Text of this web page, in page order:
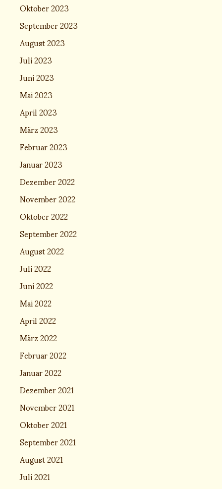
Oktober 2023
September 2023
August 2023
Juli 2023
Juni 2023
Mai 2023
April 2023
März 2023
Februar 2023
Januar 2023
Dezember 2022
November 2022
Oktober 2022
September 2022
August 2022
Juli 2022
Juni 2022
Mai 2022
April 2022
März 2022
Februar 2022
Januar 2022
Dezember 2021
November 2021
Oktober 2021
September 2021
August 2021
Juli 2021